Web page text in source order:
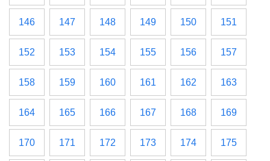
146 147 148 149 150 151
152 153 154 155 156 157
158 159 160 161 162 163
164 165 166 167 168 169
170 171 172 173 174 175